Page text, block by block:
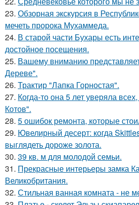
23. Обзорная экскурсия в
мечеть пророка Мухаммеда.
24. В старой части Бухары есть
достойное посещения.
25. Вашему вниманию
Дереве".
26. Трактир "Лапка Горностая".
27. Когда-то она 5 лет уверяла
Котов".
28. 5 ошибок ремонта, которые
29. Ювелирный десерт: когда
выглядеть дороже золота.
30. 39 кв. м для молодой семьи.
31. Прекрасные интерьеры замка
Великобритания.
32. Стильная ванная комната - не